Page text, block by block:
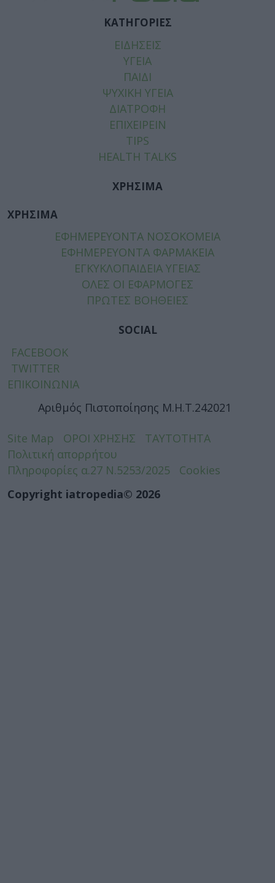
ΚΑΤΗΓΟΡΙΕΣ
ΕΙΔΗΣΕΙΣ
ΥΓΕΙΑ
ΠΑΙΔΙ
ΨΥΧΙΚΗ ΥΓΕΙΑ
ΔΙΑΤΡΟΦΗ
ΕΠΙΧΕΙΡΕΙΝ
TIPS
HEALTH TALKS
ΧΡΗΣΙΜΑ
ΧΡΗΣΙΜΑ
ΕΦΗΜΕΡΕΥΟΝΤΑ ΝΟΣΟΚΟΜΕΙΑ
ΕΦΗΜΕΡΕΥΟΝΤΑ ΦΑΡΜΑΚΕΙΑ
ΕΓΚΥΚΛΟΠΑΙΔΕΙΑ ΥΓΕΙΑΣ
ΟΛΕΣ ΟΙ ΕΦΑΡΜΟΓΕΣ
ΠΡΩΤΕΣ ΒΟΗΘΕΙΕΣ
SOCIAL
FACEBOOK
TWITTER
ΕΠΙΚΟΙΝΩΝΙΑ
Αριθμός Πιστοποίησης Μ.Η.Τ.242021
Site Map ΟΡΟΙ ΧΡΗΣΗΣ
ΤΑΥΤΟΤΗΤΑ
Πολιτική απορρήτου
Πληροφορίες α.27 Ν.5253/2025
Cookies
Copyright iatropedia© 2026